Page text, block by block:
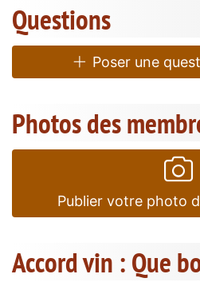
Questions
Poser une
Photos des
Publier votre photo
Accord vin : Que